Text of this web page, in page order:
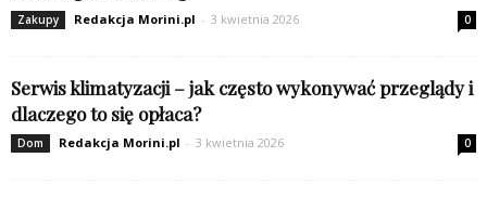
Zakupy Redakcja Morini.pl - 3 kwietnia 2026 0
Serwis klimatyzacji – jak często wykonywać przeglądy i
dlaczego to się opłaca?
Dom Redakcja Morini.pl - 3 kwietnia 2026 0